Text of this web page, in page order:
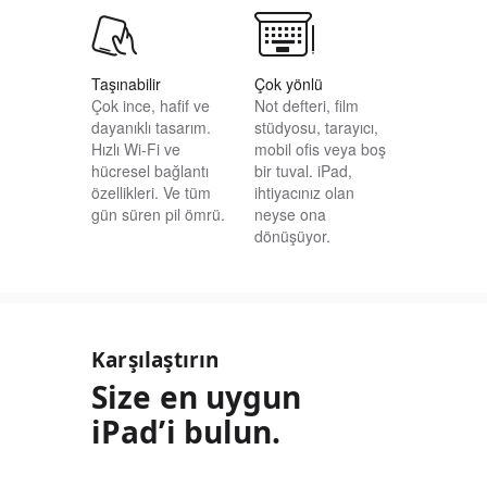
Taşınabilir
Çok ince, hafif ve
dayanıklı tasarım.
Hızlı Wi-Fi ve
hücresel bağlantı
özellikleri. Ve tüm
gün süren pil ömrü.
Çok yönlü
Not defteri, film
stüdyosu, tarayıcı,
mobil ofis veya boş
bir tuval. iPad,
ihtiyacınız olan
neyse ona
dönüşüyor.
Karşılaştırın
Size en uygun
iPad’i bulun.